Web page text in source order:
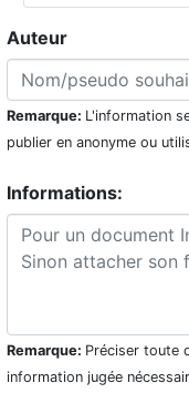
Auteur
Remarque: L'information
publier en anonyme ou
Informations:
Remarque: Préciser toute
information jugée